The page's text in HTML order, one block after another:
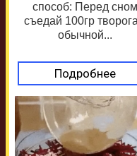
способ: Перед сном
съедай 100гр
обычной...
Подробнее